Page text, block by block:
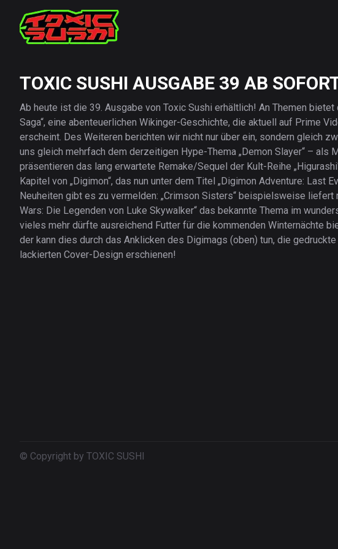
TOXIC SUSHI AUSGABE 39 AB
Ab heute ist die 39. Ausgabe von Toxic Sushi erhältlich! An Themen
Saga“, eine abenteuerlichen Wikinger-Geschichte, die aktuell auf Prime
erscheint. Des Weiteren berichten wir nicht nur über ein, sondern gleich
uns gleich mehrfach dem derzeitigen Hype-Thema „Demon Slayer“ – als
präsentieren das lang erwartete Remake/Sequel der Kult-Reihe
Kapitel von „Digimon“, das nun unter dem Titel „Digimon Adventure: Last
Neuheiten gibt es zu vermelden: „Crimson Sisters“ beispielsweise liefert
Wars: Die Legenden von Luke Skywalker“ das bekannte Thema im
vieles mehr dürfte ausreichend Futter für die kommenden Winternächte
der kann dies durch das Anklicken des Digimags (oben) tun, die
lackierten Cover-Design erschienen!
© Copyright by TOXIC SUSHI